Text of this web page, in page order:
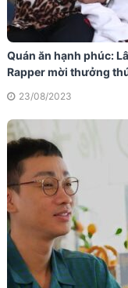
Quán ăn hạnh phúc:
Rapper mời thưởng
23/08/2023